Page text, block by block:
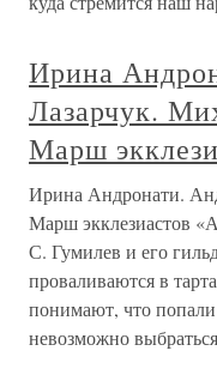
Ирина
Лазарчук.
Марш
Ирина Андронати.
Марш экклезиастов
С. Гумилев и его
проваливаются в
понимают, что
невозможно